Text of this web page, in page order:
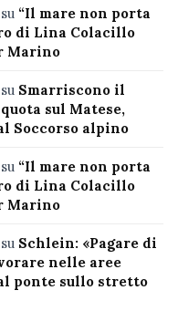
su “Il mare non porta
di Lina Colacillo
Marino
su Smarriscono il
sul Matese,
Soccorso alpino
su “Il mare non porta
di Lina Colacillo
Marino
su Schlein: «Pagare di
nelle aree
ponte sullo stretto